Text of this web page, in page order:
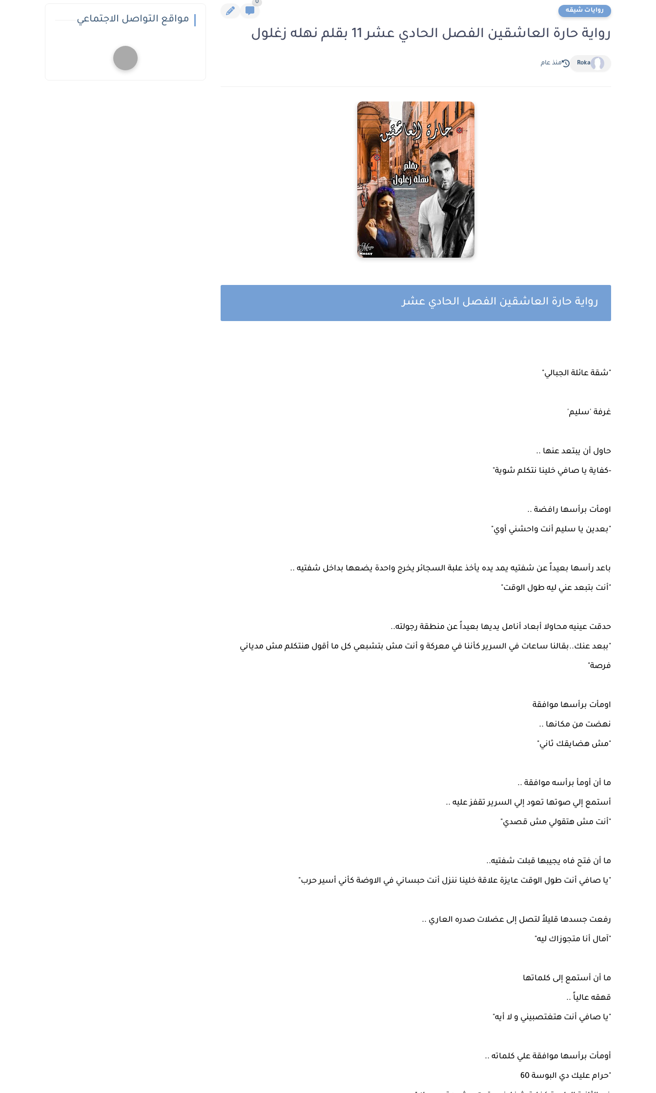
روايات شيقه
0
رواية حارة العاشقين الفصل الحادي عشر 11 بقلم نهله زغلول
Roka منذ عام
رواية حارة العاشقين الفصل الحادي عشر
"شقة عائلة الجبالي"
غرفة 'سليم'
حاول أن يبتعد عنها ..
-كفاية يا صافي خلينا نتكلم شوية"
اومأت برأسها رافضة ..
"بعدين يا سليم أنت واحشني أوي"
باعد رأسها بعيداً عن شفتيه يمد يده يأخذ علبة السجائر يخرج واحدة يضعها بداخل شفتيه ..
"أنت بتبعد عني ليه طول الوقت"
حدقت عينيه محاولا أبعاد أنامل يديها بعيداً عن منطقة رجولته..
"ببعد عنك..بقالنا ساعات في السرير كأننا في معركة و أنت مش بتشبعي كل ما أقول هنتكلم مش مدياني
فرصة"
اومأت برأسها موافقة
نهضت من مكانها ..
"مش هضايقك ثاني"
ما أن أومأ برأسه موافقة ..
أستمع إلي صوتها تعود إلي السرير تقفز عليه ..
"أنت مش هتقولي مش قصدي"
ما أن فتح فاه يجيبها قبلت شفتيه..
"يا صافي أنت طول الوقت عايزة علاقة خلينا ننزل أنت حبساني في الاوضة كأني أسير حرب"
رفعت جسدها قليلاً لتصل إلى عضلات صدره العاري ..
"آمال أنا متجوزاك ليه"
ما أن أستمع إلى كلماتها
قهقه عالياً ..
"يا صافي أنت هتغتصبيني و لا أيه"
أومأت برأسها موافقة علي كلماته ..
"حرام عليك دي البوسة 60
مواقع التواصل الاجتماعي